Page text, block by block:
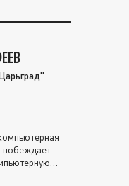
побеждает